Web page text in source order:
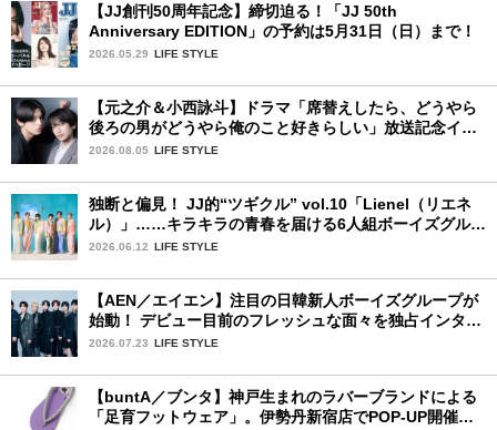
【JJ創刊50周年記念】締切迫る！「JJ 50th
Anniversary EDITION」の予約は5月31日（日）まで！
2026.05.29 LIFE STYLE
【元之介＆小西詠斗】ドラマ「席替えしたら、どうやら
後ろの男がどうやら俺のこと好きらしい」放送記念イン
タビュー♡ 「自然と詠斗くんが可愛く見えたんです」
2026.08.05 LIFE STYLE
独断と偏見！ JJ的“ツギクル” vol.10「Lienel（リエネ
ル）」……キラキラの青春を届ける6人組ボーイズグルー
プ
2026.06.12 LIFE STYLE
【AEN／エイエン】注目の日韓新人ボーイズグループが
始動！ デビュー目前のフレッシュな面々を独占インタビ
ュー。7人の魅力に迫ります♪
2026.07.23 LIFE STYLE
【buntA／ブンタ】神戸生まれのラバーブランドによる
「足育フットウェア」。伊勢丹新宿店でPOP-UP開催